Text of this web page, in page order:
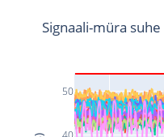
50
Signaali-müra suhe